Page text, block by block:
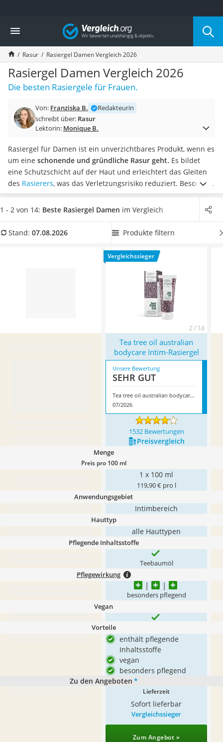
Die beliebtesten Vergleiche nach Kategorie
Drogerie
Inhalator
Haarschneider
Rollator
Braun Rasierer
Katzenklappe (Chip)
Masturbator
Massagepistole
Reisehaartrockner
Eiweißpulver
Magnesiumpräparat
Katzenklappe
Nackenmassagegerät
Zeckenschutz Katze
Philips-Sonicare-Zahnbürste
Vergleich
Rasur Rasiergel Damen Vergleich 2026
Rasiergel Damen Vergleich 2026
Die besten Rasiergele für Frauen.
Von: Franziska B.
Redakteurin
schreibt über: Rasur
Lektorin: Monique B.
Rasiergel für Damen ist ein unverzichtbares Produkt, wenn es
um eine schonende und gründliche Rasur geht. Es bildet
eine Schutzschicht auf der Haut und erleichtert das Gleiten
des Rasierers, was das Verletzungsrisiko reduziert. Besonders
im Intimbereich und an empfindlichen Hautstellen ist
Rasiergel eine gute Wahl, da esdie Haut pflegt und beruhigt.
Rasiergel für Damen aus unserer Produkttabelle,welches zu
Tea tree oil australian bodycare Intim-
mit seinen Eigenschaften.
1 - 2 von 14: Beste Rasiergel Damen im Vergleich
Stand: 07.08.2026 Produkte filtern
Vergleichssieger
2 / 14
Tea tree oil australian
bodycare Intim-Rasiergel
Unsere Bewertung
SEHR GUT
Tea tree oil australian bodycare Intim-Rasiergel
07/2026
1532 Bewertungen
Preis­vergleich
Menge
Preis pro 100 ml
1 x 100 ml
119,90 € pro l
Anwendungsgebiet
Intimbereich
Hauttyp
alle Hauttypen
Pflegende Inhaltsstoffe
Teebaumöl
Pflegewirkung
besonders pflegend
Vegan
Vorteile
enthält pflegende
Inhaltsstoffe
vegan
besonders pflegend
Zu den Angeboten *
Lieferzeit
Sofort lieferbar
Vergleichssieger
Zum Angebot »